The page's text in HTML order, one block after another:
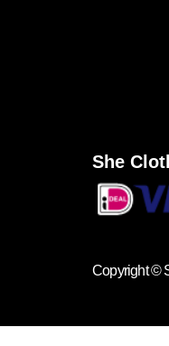
She
Copyright ©